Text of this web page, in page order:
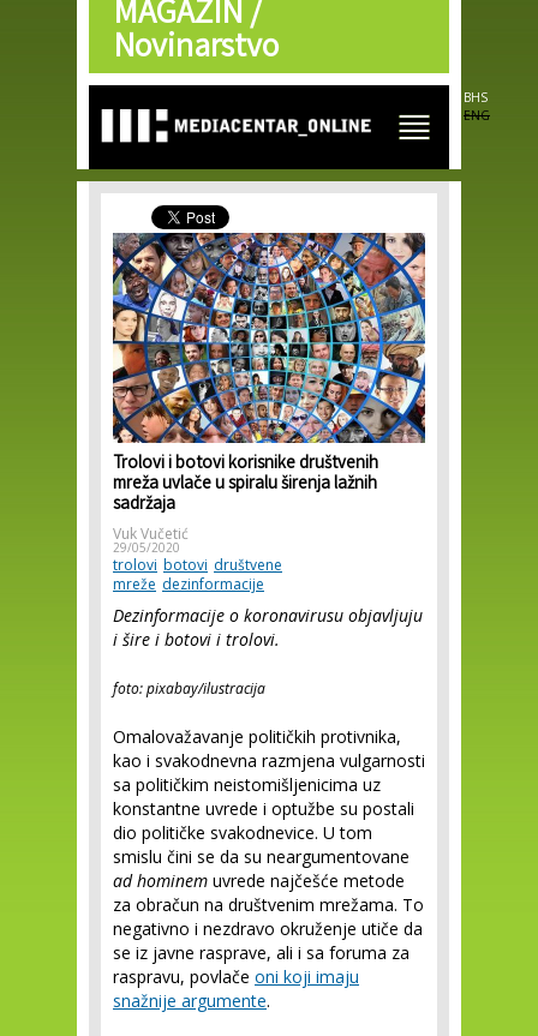
Skip to
main
content
MAGAZIN /
Novinarstvo
BHS
ENG
Trolovi i botovi korisnike društvenih
mreža uvlače u spiralu širenja lažnih
sadržaja
Vuk Vučetić
29/05/2020
trolovi botovi društvene
mreže dezinformacije
Dezinformacije o koronavirusu objavljuju
i šire i botovi i trolovi.
foto: pixabay/ilustracija
Omalovažavanje političkih protivnika,
kao i svakodnevna razmjena vulgarnosti
sa političkim neistomišljenicima uz
konstantne uvrede i optužbe su postali
dio političke svakodnevice. U tom
smislu čini se da su neargumentovane
ad hominem uvrede najčešće metode
za obračun na društvenim mrežama. To
negativno i nezdravo okruženje utiče da
se iz javne rasprave, ali i sa foruma za
raspravu, povlače oni koji imaju
snažnije argumente.